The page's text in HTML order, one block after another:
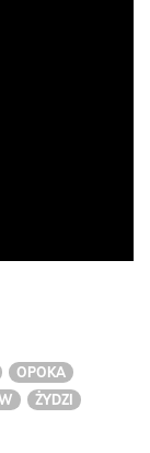
OPOKA
ŻYDZI